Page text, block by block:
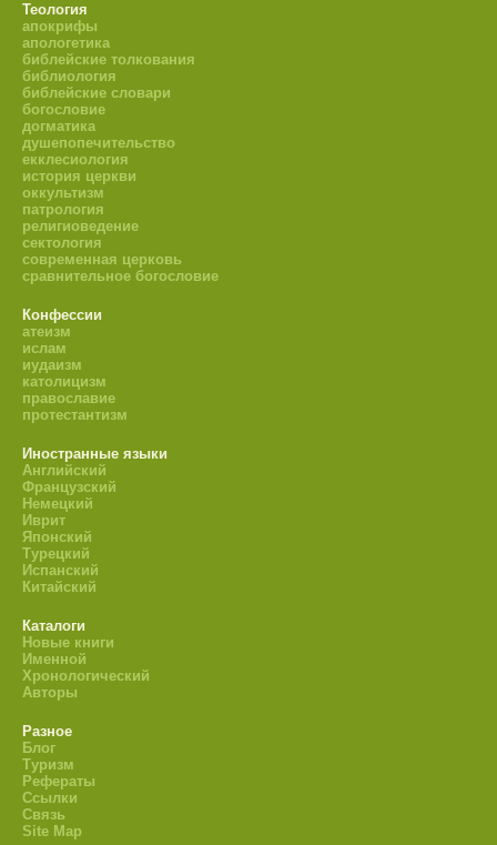
Теология
апокрифы
апологетика
библейские толкования
библиология
библейские словари
богословие
догматика
душепопечительство
екклесиология
история церкви
оккультизм
патрология
религиоведение
сектология
современная церковь
сравнительное богословие
Конфессии
атеизм
ислам
иудаизм
католицизм
православие
протестантизм
Иностранные языки
Английский
Французский
Немецкий
Иврит
Японский
Турецкий
Испанский
Китайский
Каталоги
Новые книги
Именной
Хронологический
Авторы
Разное
Блог
Туризм
Рефераты
Ссылки
Связь
Site Map